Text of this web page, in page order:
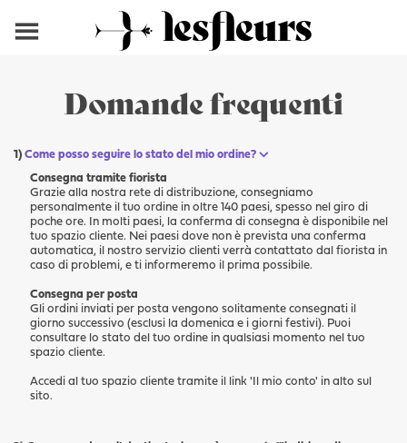
Domande frequenti
Come posso seguire lo stato del mio ordine?
Consegna tramite fiorista
Grazie alla nostra rete di distribuzione, consegniamo
personalmente il tuo ordine in oltre 140 paesi, spesso nel giro di
poche ore. In molti paesi, la conferma di consegna è disponibile nel
tuo spazio cliente. Nei paesi dove non è prevista una conferma
automatica, il nostro servizio clienti verrà contattato dal fiorista in
caso di problemi, e ti informeremo il prima possibile.
Consegna per posta
Gli ordini inviati per posta vengono solitamente consegnati il
giorno successivo (esclusi la domenica e i giorni festivi). Puoi
consultare lo stato del tuo ordine in qualsiasi momento nel tuo
spazio cliente.
Accedi al tuo spazio cliente tramite il link 'Il mio conto' in alto sul
sito.